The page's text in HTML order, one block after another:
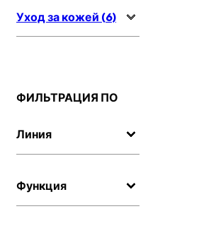
Уход за кожей (6)
ФИЛЬТРАЦИЯ ПО
Линия
Функция